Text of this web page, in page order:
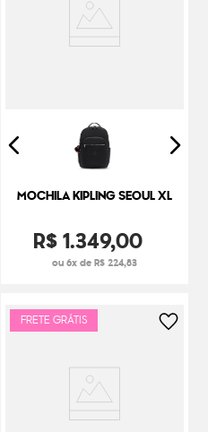
MOCHILA KIPLING SEOUL XL
R$1.349,00
ou 6x de R$ 224,83
FRETE GRÁTIS